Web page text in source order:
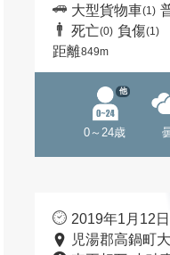
大型貨物車(1)
死亡(0) 負傷(1)
距離849m
0～24歳
他
2019年1月12
児湯郡高鍋町